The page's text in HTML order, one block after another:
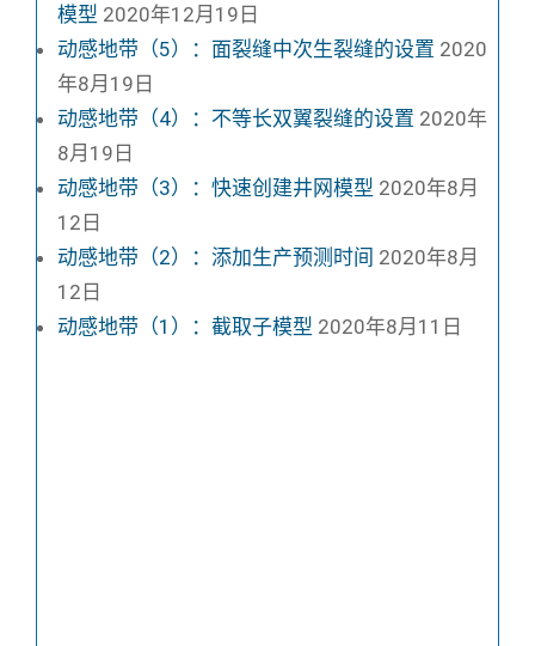
模型 2020年12月19日
动感地带（5）：面裂缝中次生裂缝的设置 2020
年8月19日
动感地带（4）：不等长双翼裂缝的设置 2020年
8月19日
动感地带（3）：快速创建井网模型 2020年8月
12日
动感地带（2）：添加生产预测时间 2020年8月
12日
动感地带（1）：截取子模型 2020年8月11日